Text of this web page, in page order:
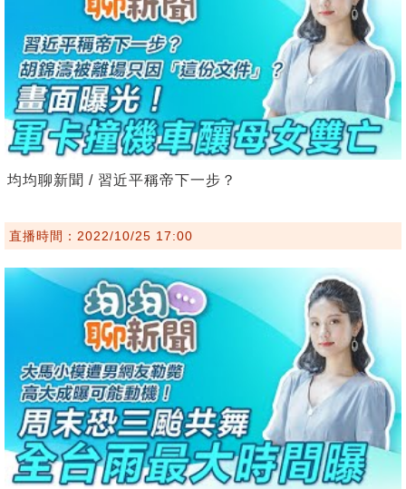
均均聊新聞 / 習近平稱帝下一步？
直播時間：2022/10/25 17:00